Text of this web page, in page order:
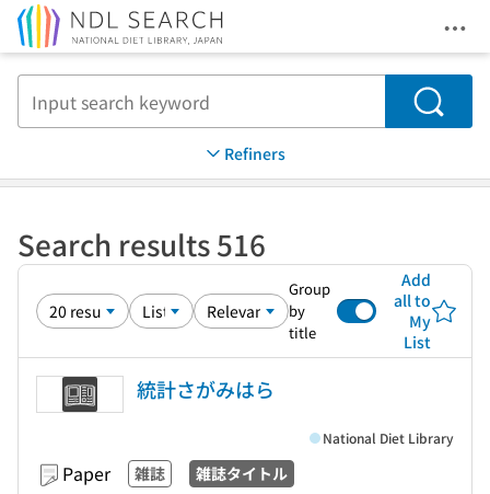
Search
Refiners
Search results 516
Group
by
title
Add
all to
My
List
統計さがみはら
Paper 雑誌 雑誌タイトル
National Diet Library